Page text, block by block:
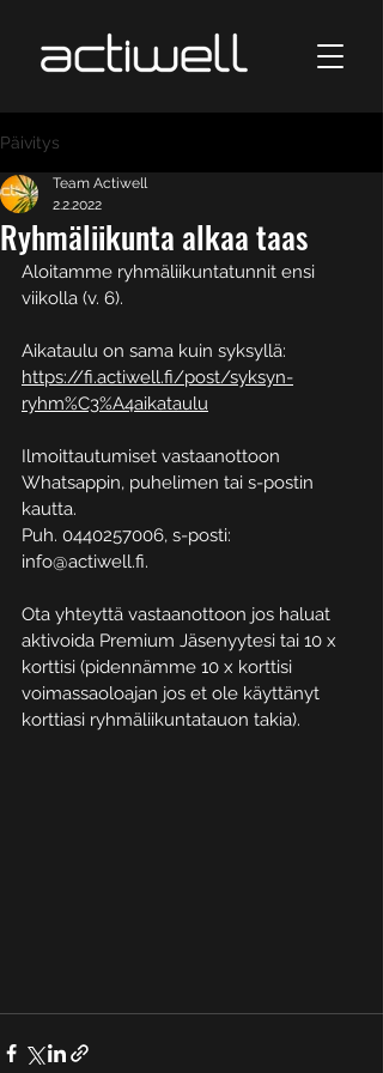
Päivitys
Ryhmäliikunta alkaa taas
Team Actiwell
2.2.2022
Aloitamme ryhmäliikuntatunnit ensi
viikolla (v. 6).
Aikataulu on sama kuin syksyllä:
https://fi.actiwell.fi/post/syksyn-
ryhm%C3%A4aikataulu
Ilmoittautumiset vastaanottoon
Whatsappin, puhelimen tai s-postin
kautta.
Puh. 0440257006, s-posti:
info@actiwell.fi.
Ota yhteyttä vastaanottoon jos haluat
aktivoida Premium Jäsenyytesi tai 10 x
korttisi (pidennämme 10 x korttisi
voimassaoloajan jos et ole käyttänyt
korttiasi ryhmäliikuntatauon takia).